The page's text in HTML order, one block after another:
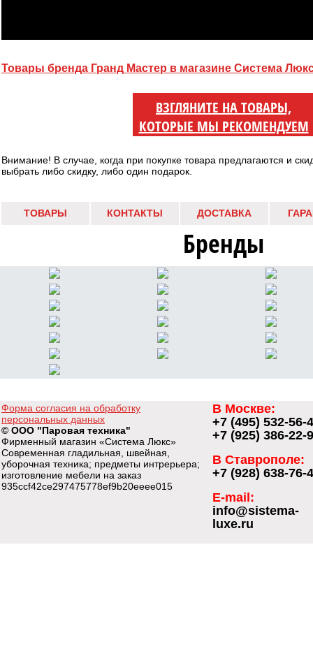
Товары бренда Гранд Мастер в магазине Система
ВЗГЛЯНИТЕ НА ТОВАРЫ,
КОТОРЫЕ МЫ РЕКОМЕНДУЕМ
Внимание! В случае, когда при покупке товара предлагаются и
выбрать либо скидку, либо один подарок.
ТОВАРЫ КОНТАКТЫ ДОСТАВКА
Бренды
Форма согласия на обработку
персональных данных
© ООО "Паровая техника"
Фирменный магазин «Система Люкс»
Современная гладильная, швейная,
уборочная техника; предметы интрерьера;
изготовление мебели на заказ
935ccf42ce297475778ef9b20eeee015
В Москве:
+7 (495) 532-56-
+7 (925) 386-22-
В Ставрополе:
+7 (928) 638-76-
E-mail:
info@sistema-
luxe.ru